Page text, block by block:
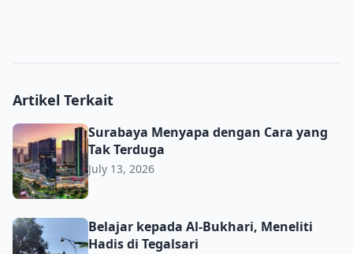
Artikel Terkait
Surabaya Menyapa dengan Cara yang Tak Terduga
Surabaya Menyapa dengan Cara yang
Tak Terduga
July 13, 2026
Belajar kepada Al-Bukhari, Meneliti Hadis di Tegalsari
Belajar kepada Al-Bukhari, Meneliti
Hadis di Tegalsari